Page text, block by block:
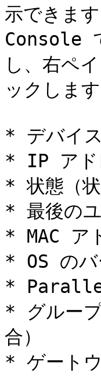
示できま
Console
し、右ペ
ックしま
* デバイ
* IP アド
* 状態（
* 最後の
* MAC ア
* OS のバ
*
* グルー
合）
* ゲート